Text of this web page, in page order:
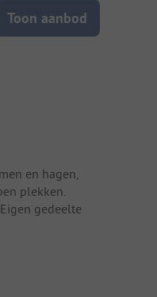
Toon aanbod
en hagen,
plekken.
gedeelte